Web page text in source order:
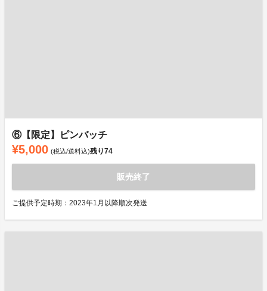
⑥【限定】ピンバッチ
¥5,000 (税込/送料込)残り74
販売終了
ご提供予定時期：2023年1月以降順次発送